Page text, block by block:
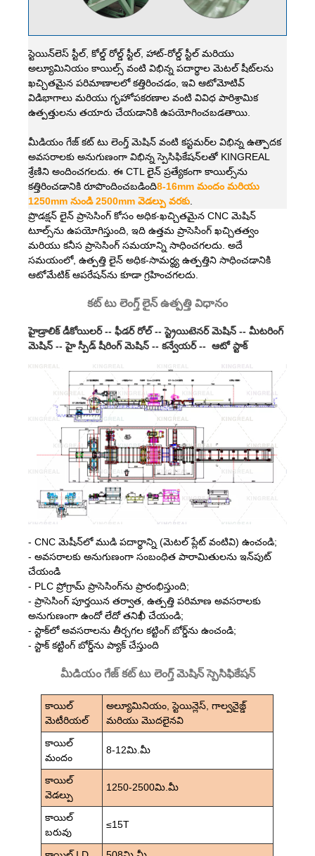
స్టెయిన్‌లెస్ స్టీల్, కోల్డ్ రోల్డ్ స్టీల్, హాట్-రోల్డ్ స్టీల్ మరియు
అల్యూమినియం కాయిల్స్ వంటి విభిన్న పదార్థాల మెటల్ షీట్‌లను
ఖచ్చితమైన పరిమాణాలలో కత్తిరించడం, ఇవి ఆటోమోటివ్
విడిభాగాలు మరియు గృహోపకరణాల వంటి వివిధ పారిశ్రామిక
ఉత్పత్తులను తయారు చేయడానికి ఉపయోగించబడతాయి.
మీడియం గేజ్ కట్ టు లెంగ్త్ మెషిన్ వంటి కస్టమర్‌ల విభిన్న ఉత్పాదక
అవసరాలకు అనుగుణంగా విభిన్న స్పెసిఫికేషన్‌లతో KINGREAL
శ్రేణిని అందించగలదు. ఈ CTL లైన్ ప్రత్యేకంగా కాయిల్స్‌ను
కత్తిరించడానికి రూపొందించబడింది8-16mm మందం మరియు
1250mm నుండి 2500mm వెడల్పు వరకు
ప్రొడక్షన్ లైన్ ప్రాసెసింగ్ కోసం అధిక-ఖచ్చితమైన CNC మెషిన్
టూల్స్‌ను ఉపయోగిస్తుంది, ఇది ఉత్తమ ప్రాసెసింగ్ ఖచ్చితత్వం
మరియు కనీస ప్రాసెసింగ్ సమయాన్ని సాధించగలదు. అదే
సమయంలో, ఉత్పత్తి లైన్ అధిక-సామర్థ్య ఉత్పత్తిని సాధించడానికి
ఆటోమేటిక్ ఆపరేషన్‌ను కూడా గ్రహించగలదు.
కట్ టు లెంగ్త్ లైన్ ఉత్పత్తి విధానం
హైడ్రాలిక్ డీకోయిలర్ -- ఫీడర్ రోల్ -- స్ట్రెయిటెనర్ మెషిన్ -- మీటరింగ్
మెషిన్ -- హై స్పీడ్ షీరింగ్ మెషిన్ -- కన్వేయర్ -- ఆటో స్టాక్
- CNC మెషీన్‌లో ముడి పదార్థాన్ని (మెటల్ ప్లేట్ వంటివి) ఉంచండి;
- అవసరాలకు అనుగుణంగా సంబంధిత పారామితులను ఇన్‌పుట్
చేయండి
- PLC ప్రోగ్రామ్ ప్రాసెసింగ్‌ను ప్రారంభిస్తుంది;
- ప్రాసెసింగ్ పూర్తయిన తర్వాత, ఉత్పత్తి పరిమాణ అవసరాలకు
అనుగుణంగా ఉందో లేదో తనిఖీ చేయండి;
- స్టాక్‌లో అవసరాలను తీర్చగల కట్టింగ్ బోర్డ్‌ను ఉంచండి;
- స్టాక్ కట్టింగ్ బోర్డ్‌ను ప్యాక్ చేస్తుంది
మీడియం గేజ్ కట్ టు లెంగ్త్ మెషిన్ స్పెసిఫికేషన్
కాయిల్
మెటీరియల్
అల్యూమినియం, స్టెయిన్లెస్, గాల్వనైజ్డ్
మరియు మొదలైనవి
కాయిల్
మందం
8-12మి.మీ
కాయిల్
వెడల్పు
1250-2500మి.మీ
కాయిల్
బరువు
≤15T